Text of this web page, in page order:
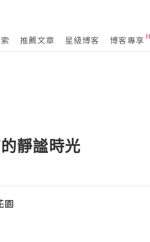
推薦文章 星級博客 博客專享
靜謐時光
園